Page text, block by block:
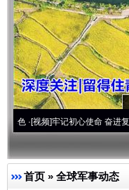
牢记初心使命 奋进复兴征程丨
首页 » 全球军事动态